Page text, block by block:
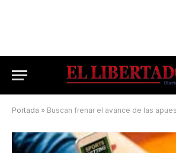
Portada » Buscan frenar el avance de las apuestas